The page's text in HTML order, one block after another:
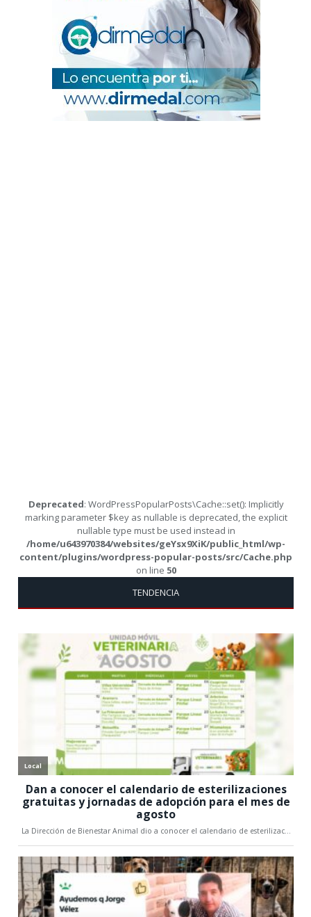
Deprecated: WordPressPopularPosts\Cache::set(): Implicitly
marking parameter $key as nullable is deprecated, the explicit
nullable type must be used instead in
/home/u643970384/websites/geYsx9XiK/public_html/wp-
content/plugins/wordpress-popular-posts/src/Cache.php
on line 50
TENDENCIA